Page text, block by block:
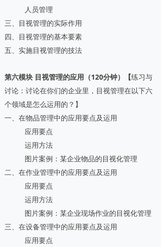
人员管理
三、目视管理的实际作用
四、目视管理的基本要素
五、实施目视管理的技法
第六模块 目视管理的应用（120分钟）【练习与
讨论：讨论在你们的企业里，目视管理在以下六
个领域是怎么运用的？】
一、在物品管理中的应用要点及运用
应用要点
运用方法
图片案例：某企业物品的目视化管理
二、在作业管理中的应用要点及运用
应用要点
运用方法
图片案例：某企业现场作业的目视化管理
三、在设备管理中的应用要点及运用
应用要点